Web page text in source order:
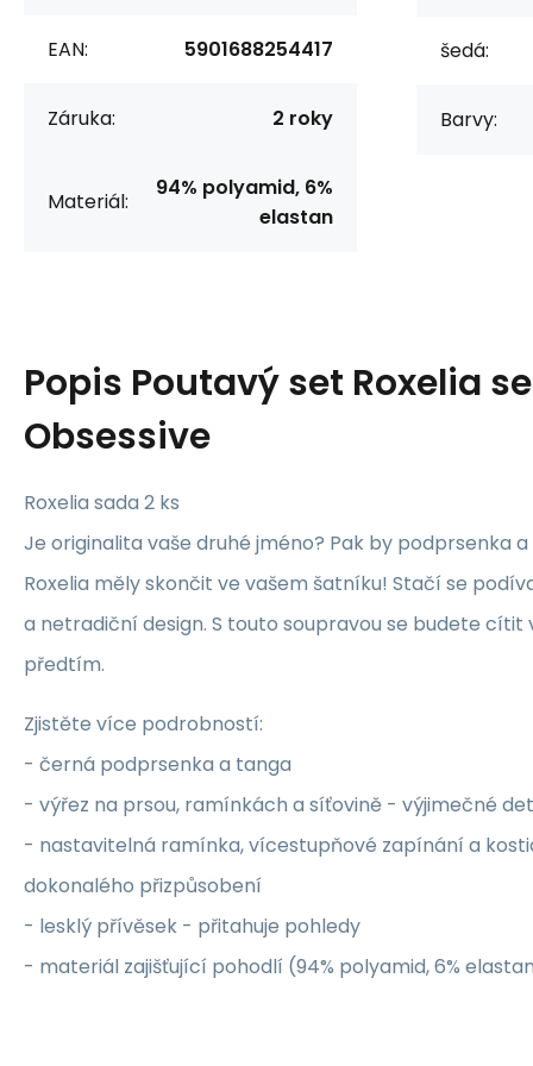
EAN: 5901688254417
Záruka: 2 roky
Materiál:
94% polyamid, 6%
elastan
šedá:
Barvy:
Popis Poutavý set Roxelia
Obsessive
Roxelia sada 2 ks
Je originalita vaše druhé jméno? Pak by podprsenka
Roxelia měly skončit ve vašem šatníku! Stačí se
a netradiční design. S touto soupravou se budete cítit
předtím.
Zjistěte více podrobností:
- černá podprsenka a tanga
- výřez na prsou, ramínkách a síťovině - výjimečné
- nastavitelná ramínka, vícestupňové zapínání a
dokonalého přizpůsobení
- lesklý přívěsek - přitahuje pohledy
- materiál zajišťující pohodlí (94% polyamid, 6%